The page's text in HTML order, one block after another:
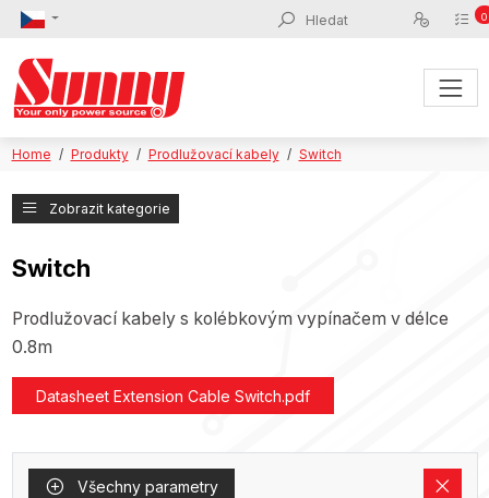
0
Home Produkty Prodlužovací kabely Switch
Zobrazit kategorie
Switch
Prodlužovací kabely s kolébkovým vypínačem v délce
0.8m
Datasheet Extension Cable Switch.pdf
Všechny parametry